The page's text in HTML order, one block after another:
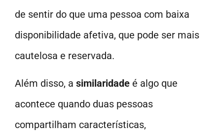
de sentir do que uma pessoa com baixa
disponibilidade afetiva, que pode ser mais
cautelosa e reservada.
Além disso, a similaridade é algo que
acontece quando duas pessoas
compartilham características,